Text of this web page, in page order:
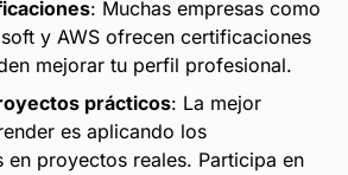
: Muchas empresas como
y AWS ofrecen certificaciones
mejorar tu perfil profesional.
prácticos: La mejor
es aplicando los
en proyectos reales. Participa en